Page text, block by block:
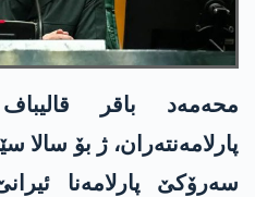
محه‌مه‌د باقر
پارلامەنتەران، ژ بۆ
سەرۆکێ پارلامەنا